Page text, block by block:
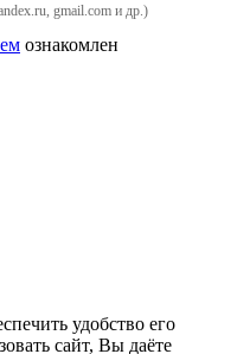
gmail.com и др.)
ознакомлен
удобство его
сайт, Вы даёте